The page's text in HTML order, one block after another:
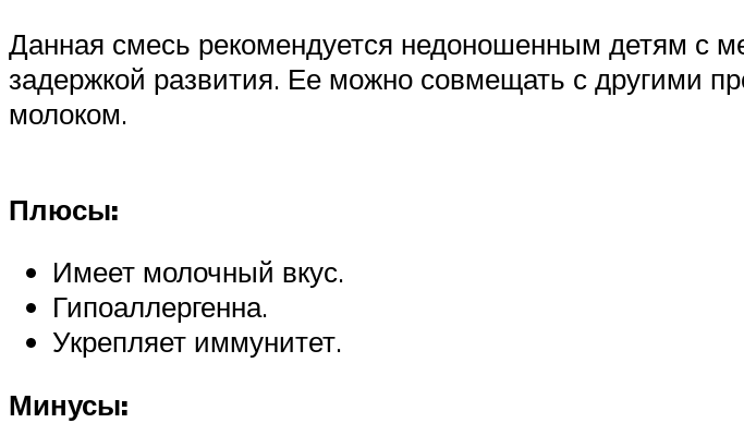
Данная смесь рекомендуется недоношенным детям с
задержкой развития. Ее можно совмещать с другими
молоком.
Плюсы:
Имеет молочный вкус.
Гипоаллергенна.
Укрепляет иммунитет.
Минусы: